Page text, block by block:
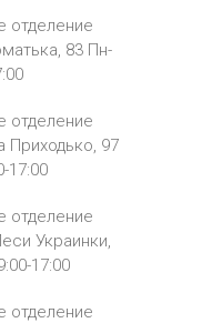
отделение
83 Пн-
отделение
Приходько, 97
17:00
отделение
Украинки,
17:00
отделение